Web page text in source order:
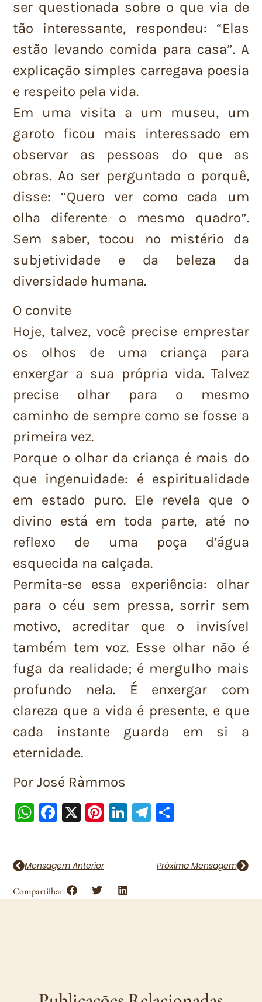
ser questionada sobre o que via de
tão interessante, respondeu: “Elas
estão levando comida para casa”. A
explicação simples carregava poesia
e respeito pela vida.
Em uma visita a um museu, um
garoto ficou mais interessado em
observar as pessoas do que as
obras. Ao ser perguntado o porquê,
disse: “Quero ver como cada um
olha diferente o mesmo quadro”.
Sem saber, tocou no mistério da
subjetividade e da beleza da
diversidade humana.
O convite
Hoje, talvez, você precise emprestar
os olhos de uma criança para
enxergar a sua própria vida. Talvez
precise olhar para o mesmo
caminho de sempre como se fosse a
primeira vez.
Porque o olhar da criança é mais do
que ingenuidade: é espiritualidade
em estado puro. Ele revela que o
divino está em toda parte, até no
reflexo de uma poça d’água
esquecida na calçada.
Permita-se essa experiência: olhar
para o céu sem pressa, sorrir sem
motivo, acreditar que o invisível
também tem voz. Esse olhar não é
fuga da realidade; é mergulho mais
profundo nela. É enxergar com
clareza que a vida é presente, e que
cada instante guarda em si a
eternidade.
Por José Ràmmos
WhatsApp
Facebook
X Pinterest
LinkedIn
Telegram
Mensagem Anterior Próxima Mensagem
Compartilhar: